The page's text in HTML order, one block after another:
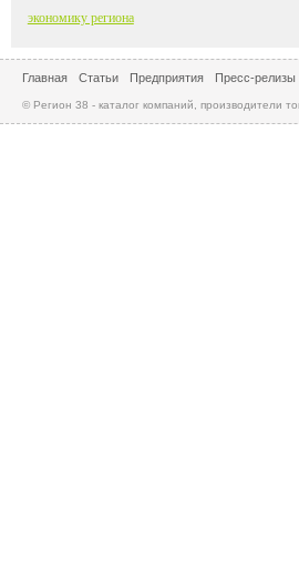
экономику региона
Главная Статьи Предприятия Пресс-релизы
© Регион 38 - каталог компаний, производители